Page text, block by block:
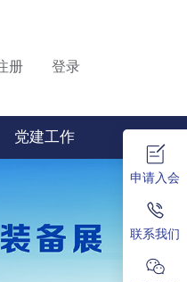
申请入会
联系我们
册 登录
党建工作